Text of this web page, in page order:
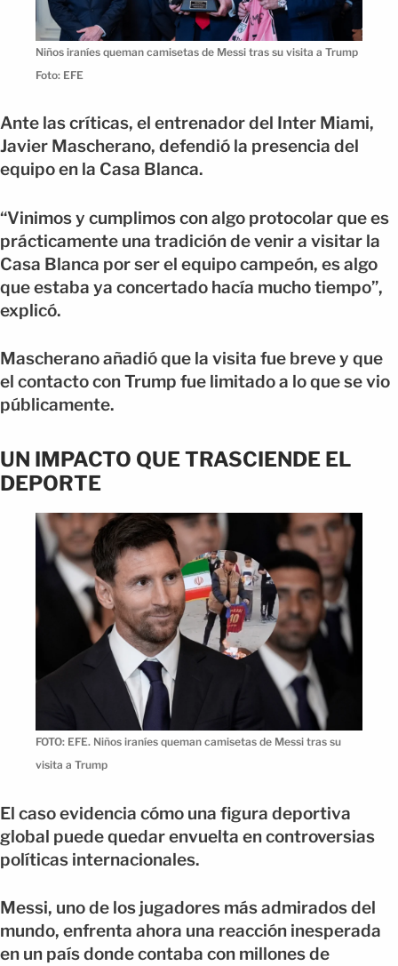
Niños iraníes queman camisetas de Messi tras su visita a Trump
Foto: EFE
Ante las críticas, el entrenador del Inter Miami,
Javier Mascherano, defendió la presencia del
equipo en la Casa Blanca.
“Vinimos y cumplimos con algo protocolar que es
prácticamente una tradición de venir a visitar la
Casa Blanca por ser el equipo campeón, es algo
que estaba ya concertado hacía mucho tiempo”,
explicó.
Mascherano añadió que la visita fue breve y que
el contacto con Trump fue limitado a lo que se vio
públicamente.
UN IMPACTO QUE TRASCIENDE EL
DEPORTE
FOTO: EFE. Niños iraníes queman camisetas de Messi tras su
visita a Trump
El caso evidencia cómo una figura deportiva
global puede quedar envuelta en controversias
políticas internacionales.
Messi, uno de los jugadores más admirados del
mundo, enfrenta ahora una reacción inesperada
en un país donde contaba con millones de